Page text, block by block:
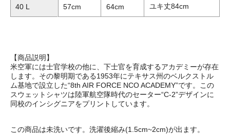
40 L 57cm 64cm ユキ丈84cm
【商品説明】
米空軍には士官学校の他に、下士官を育成するアカデミーが存在
します。その黎明期である1953年にテキサス州のベルクストル
ム基地で設立した“8th AIR FORCE NCO ACADEMY”です。この
スウェットシャツは陸軍航空隊時代のセーター“C-2”デザインに
同校のインシグニアをプリントしています。
この商品は未洗いです。洗濯後縮み(1.5cm~2cm)が出ます。